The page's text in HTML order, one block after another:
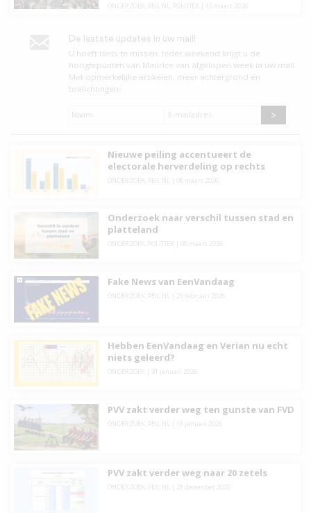
ONDERZOEK PEIL.NL POLITIEK 15 maart 2026
De laatste updates in uw mail!
U hoeft niets te missen. leder weekend krijgt u de
hoogtepunten van Maurice van afgelopen week in uw mail.
Met opmerkelijke artikelen, meer achtergrond en
toelichtingen.
Naam
E-
Nieuwe peiling accentueert de
electorale herverdeling op rechts
ONDERZOEK PEIL.NL 08 maart 2026
Onderzoek naar verschil tussen stad en
platteland
ONDERZOEK POLITIEK 08 maart 2026
Fake News van EenVandaag
ONDERZOEK PEIL.NL 25 februari 2026
Hebben EenVandaag en Verian nu echt
niets geleerd?
ONDERZOEK 31 januari 2026
PVV zakt verder weg ten gunste van FVD
ONDERZOEK PEIL.NL 18 januari 2026
PVV zakt verder weg naar 20 zetels
ONDERZOEK PEIL.NL 21 december 2025